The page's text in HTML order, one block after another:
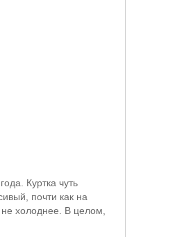
Куртка чуть
почти как на
холоднее. В целом,